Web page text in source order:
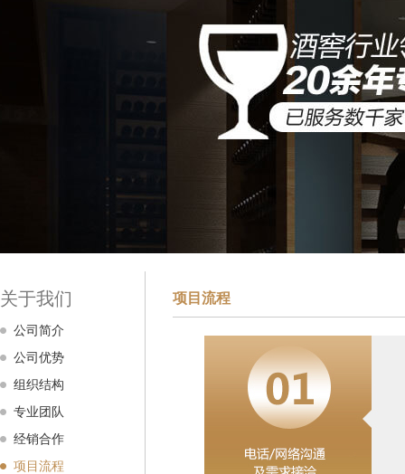
关于我们
公司简介
公司优势
组织结构
专业团队
经销合作
项目流程
项目流程